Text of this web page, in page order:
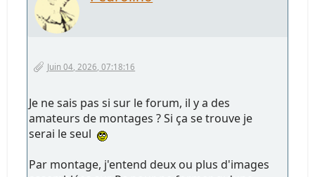
Juin 04, 2026, 07:18:16
Je ne sais pas si sur le forum, il y a des
amateurs de montages ? Si ça se trouve je
serai le seul
Par montage, j'entend deux ou plus d'images